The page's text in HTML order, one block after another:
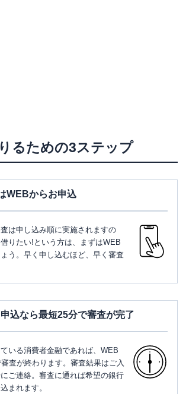
るための3ステップ
WEBからお申込
は申し込み順に実施されますの
りたい!という方は、まずはWEB
う。早く申し込むほど、早く審査
込なら最短25分で審査が完了
いる消費者金融であれば、WEB
査が終わります。審査結果はご入
ご連絡。審査に通れば希望の銀行
まれます。